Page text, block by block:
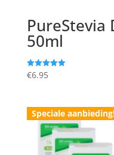
PureStevia
50ml
Gewaardeerd
5.00
€6.95
Speciale